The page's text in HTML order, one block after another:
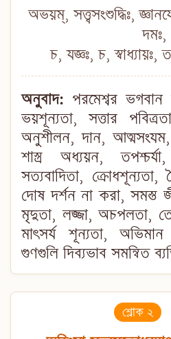
অভয়ম্, সত্ত্বসংশুদ্ধিঃ,
দমঃ,
চ, যজ্ঞঃ, চ,
অনুবাদ: পরমেশ্বর
ভয়শূন্যতা, সত্তার
অনুশীলন, দান, আত্মসংযম,
শাস্ত্র অধ্যয়ন,
সত্যবাদিতা, ক্রোধশূন্যতা,
দোষ দর্শন না করা, সমস্ত
মৃদুতা, লজ্জা, অচপলতা,
মাৎসর্য শূন্যতা,
গুণগুলি দিব্যভাব সমন্বিত
শ্লোক ২